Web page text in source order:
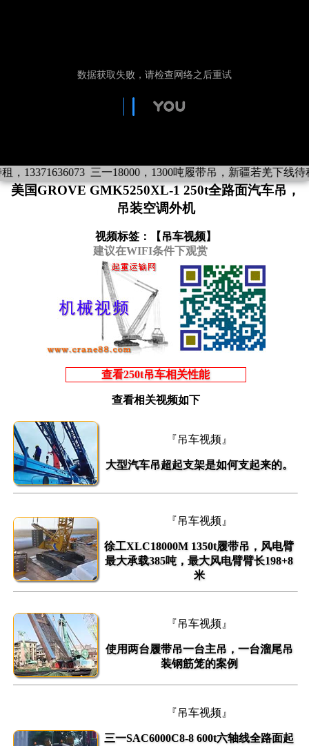
13371636073 三一18000，1300吨履带吊，新疆若羌下线待租
美国GROVE GMK5250XL-1 250t全路面汽车吊，
吊装空调外机
视频标签：【 吊车视频】
建议在WIFI条件下观赏
查看250t吊车相关性能
查看相关视频如下
『吊车视频』
大型汽车吊超起支架是如何支起来的。
『吊车视频』
徐工XLC18000M 1350t履带吊，风电臂
最大承载385吨，最大风电臂臂长198+8
米
『吊车视频』
使用两台履带吊一台主吊，一台溜尾吊
装钢筋笼的案例
『吊车视频』
三一SAC6000C8-8 600t六轴线全路面起